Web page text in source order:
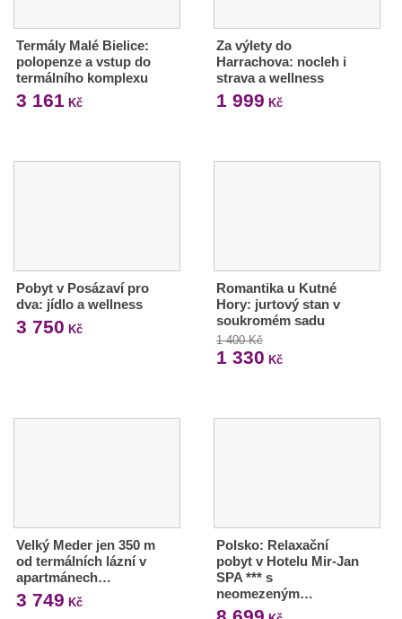
Termály Malé Bielice:
polopenze a vstup do
termálního komplexu
3 161 Kč
Za výlety do
Harrachova: nocleh i
strava a wellness
1 999 Kč
Pobyt v Posázaví pro
dva: jídlo a wellness
3 750 Kč
Romantika u Kutné
Hory: jurtový stan v
soukromém sadu
1 400 Kč
1 330 Kč
Velký Meder jen 350 m
od termálních lázní v
apartmánech…
3 749 Kč
Polsko: Relaxační
pobyt v Hotelu Mir-Jan
SPA *** s
neomezeným…